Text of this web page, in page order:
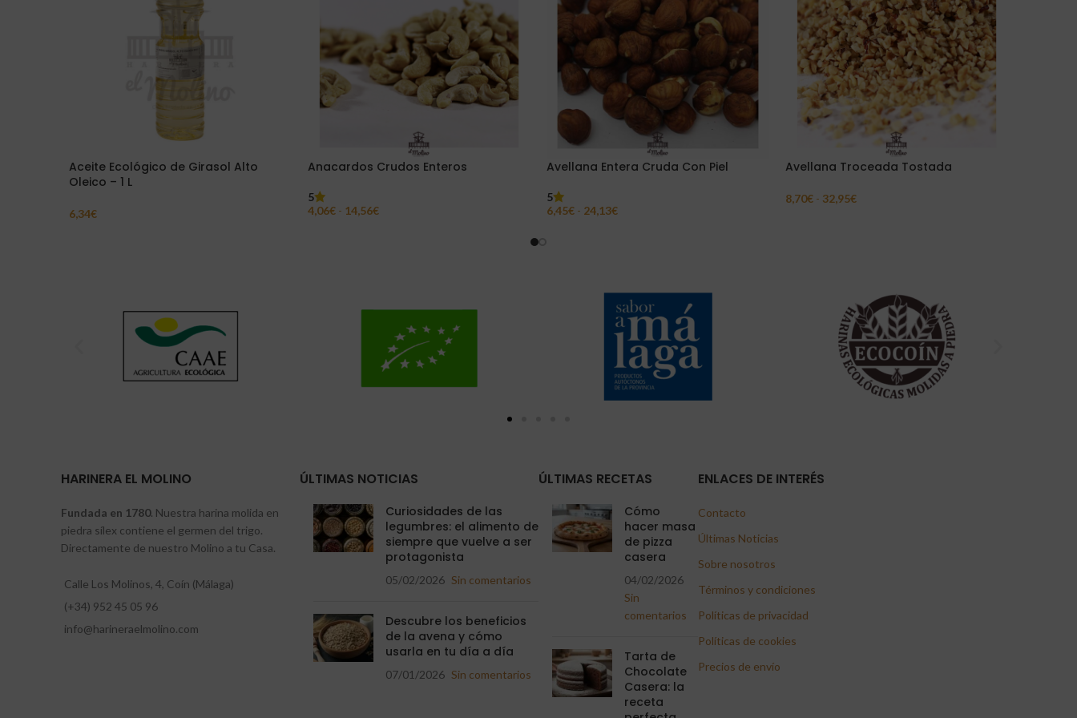
Aceite Ecológico de Girasol Alto
Oleico – 1 L
6,34€
Anacardos Crudos Enteros
5
4,06€ - 14,56€
Avellana Entera Cruda Con Piel
5
6,45€ - 24,13€
Avellana Troceada Tostada
8,70€ - 32,95€
HARINERA EL MOLINO
Fundada en 1780. Nuestra harina molida en
piedra sílex contiene el germen del trigo.
Directamente de nuestro Molino a tu Casa.
Calle Los Molinos, 4, Coín (Málaga)
(+34) 952 45 05 96
info@harineraelmolino.com
ÚLTIMAS NOTICIAS
Curiosidades de las
legumbres: el alimento de
siempre que vuelve a ser
protagonista
05/02/2026 Sin comentarios
Descubre los beneficios
de la avena y cómo
usarla en tu día a día
07/01/2026 Sin comentarios
ÚLTIMAS RECETAS
Cómo
hacer masa
de pizza
casera
04/02/2026
Sin
comentarios
Tarta de
Chocolate
Casera: la
receta
ENLACES DE INTERÉS
Contacto
Últimas Noticias
Sobre nosotros
Términos y condiciones
Políticas de privacidad
Políticas de cookies
Precios de envío